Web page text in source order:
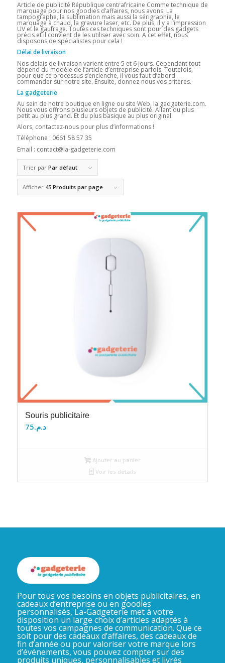
Article de publicité République centrafricaine Comme technique de
marquage pour nos goodies d’affaires, nous avons. La
tampographe, la sublimation mais aussi la sérigraphie, le
marquage à chaud, la gravure laser, etc. De plus, il y a l’impression
UV et le gaufrage. Toutes ces techniques sont pour des gadgets
précis et il convient de les utiliser avec soin. A cet effet, nous
disposons de spécialistes pour cela !
Délai de livraison
Nos délais de livraison varient entre 5 et 6 jours. Cependant tout
dépend du modèle de l’article d’entreprise parfois. Toutefois,
pour que ce processus s’enclenche, il vous faut d’abord
commander sur notre site. Ensuite, donnez-nous vos critères.
La gadgeterie
Au sein de notre boutique en ligne ou site Web, la gadgeterie.com.
Nous vous offrons plusieurs objets de publicité. Allant du plus
petit au plus grand. Et du plus basique au plus original.
Alors, contactez-nous pour plus d’informations !
Téléphone : 0661 58 57 35
Email : contact@la-gadgeterie.com
Trier par Par défaut
Afficher 45 Produits par page
Souris publicitaire
د.م.75
Ajouter au panier
Voir les détails
Pour tous vos besoins en objets publicitaires, en
cadeaux d’entreprise ou en goodies
personnalisés, La-Gadgeterie met à votre
disposition un large choix d’articles adaptés à
toutes vos campagnes de communication. Que ce
soit pour des cadeaux d’affaires, des cadeaux de
fin d’année ou pour valoriser votre marque lors
d’événements, vous pouvez compter sur des
produits uniques, personnalisables et livrés